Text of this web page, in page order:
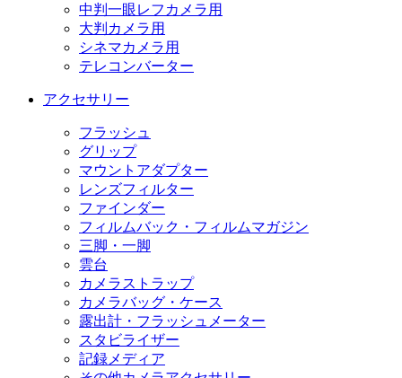
中判一眼レフカメラ用
大判カメラ用
シネマカメラ用
テレコンバーター
アクセサリー
フラッシュ
グリップ
マウントアダプター
レンズフィルター
ファインダー
フィルムバック・フィルムマガジン
三脚・一脚
雲台
カメラストラップ
カメラバッグ・ケース
露出計・フラッシュメーター
スタビライザー
記録メディア